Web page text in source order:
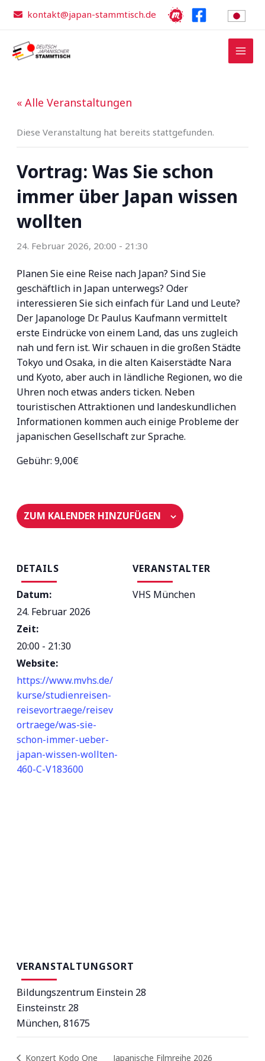
Inhalt
kontakt@japan-stammtisch.de
« Alle Veranstaltungen
Diese Veranstaltung hat bereits stattgefunden.
Vortrag: Was Sie schon
immer über Japan wissen
wollten
24. Februar 2026, 20:00 - 21:30
Planen Sie eine Reise nach Japan? Sind Sie
geschäftlich in Japan unterwegs? Oder
interessieren Sie sich einfach für Land und Leute?
Der Japanologe Dr. Paulus Kaufmann vermittelt
erste Eindrücke von einem Land, das uns zugleich
nah und fern ist. Wir schauen in die großen Städte
Tokyo und Osaka, in die alten Kaiserstädte Nara
und Kyoto, aber auch in ländliche Regionen, wo die
Uhren noch etwas anders ticken. Neben
touristischen Attraktionen und landeskundlichen
Informationen kommen auch einige Probleme der
japanischen Gesellschaft zur Sprache.
Gebühr: 9,00€
ZUM KALENDER HINZUFÜGEN
DETAILS
Datum:
24. Februar 2026
Zeit:
20:00 - 21:30
Website:
https://www.mvhs.de/
kurse/studienreisen-
reisevortraege/reisev
ortraege/was-sie-
schon-immer-ueber-
japan-wissen-wollten-
460-C-V183600
VERANSTALTER
VHS München
VERANSTALTUNGSORT
Bildungszentrum Einstein 28
Einsteinstr. 28
München, 81675
Konzert Kodo One Japanische Filmreihe 2026